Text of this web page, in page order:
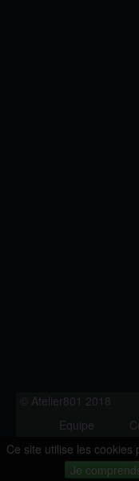
Ce site utilise les cookies
Je
© Atelier801 2018
Equipe
Politique de